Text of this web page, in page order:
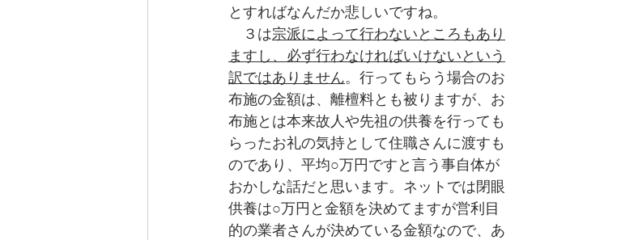
とすればなんだか悲しいですね。
３は宗派によって行わないところもあり
ますし、必ず行わなければいけないという
訳ではありません。行ってもらう場合のお
布施の金額は、離檀料とも被りますが、お
布施とは本来故人や先祖の供養を行っても
らったお礼の気持として住職さんに渡すも
のであり、平均○万円ですと言う事自体が
おかしな話だと思います。ネットでは閉眼
供養は○万円と金額を決めてますが営利目
的の業者さんが決めている金額なので、あ